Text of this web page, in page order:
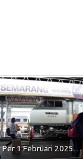
Per 1 Februari 2025…